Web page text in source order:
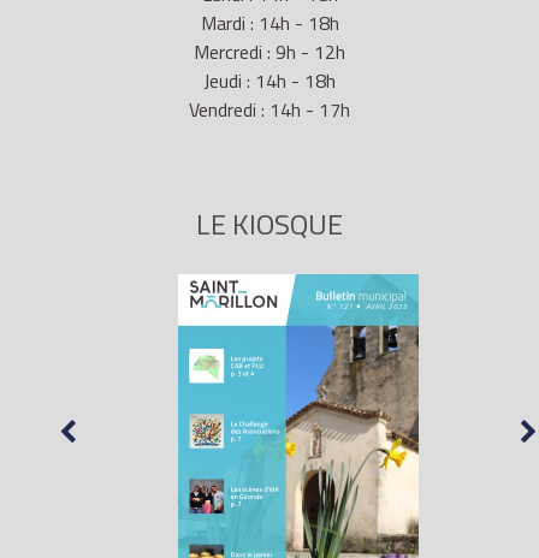
Mardi : 14h - 18h
Mercredi : 9h - 12h
Jeudi : 14h - 18h
Vendredi : 14h - 17h
LE KIOSQUE